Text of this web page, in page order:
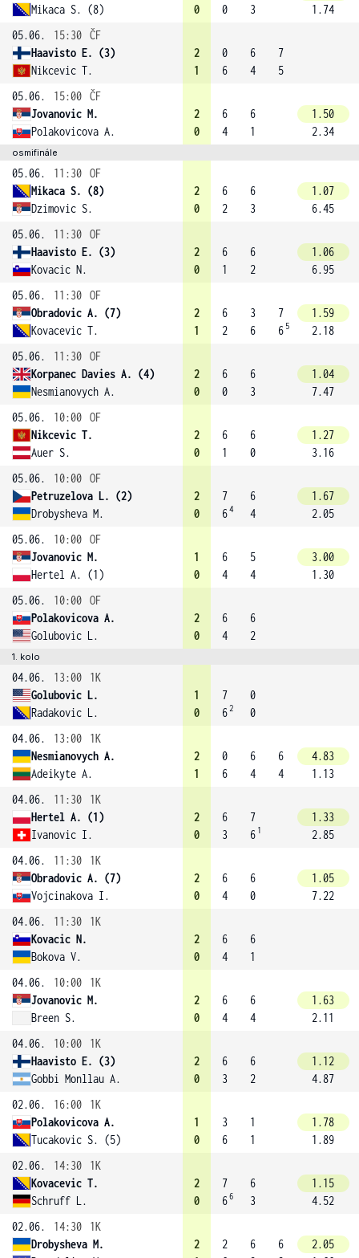
Mikaca S. (8)
0
0
3
1.74
05.06.
15:30 ČF
Haavisto E. (3)
Nikcevic T.
2
1
0
6
6
4
7
5
05.06.
15:00 ČF
Jovanovic M.
Polakovicova A.
2
0
6
4
6
1
1.50
2.34
osmifinále
05.06. 11:30 OF
Mikaca S. (8)
Dzimovic S.
2
0
6
2
6
3
1.07
6.45
05.06.
11:30 OF
Haavisto E. (3)
Kovacic N.
2
0
6
1
6
2
1.06
6.95
05.06.
11:30 OF
Obradovic A. (7)
Kovacevic T.
2
1
6
2
3
6
7
6 5
1.59
2.18
05.06.
11:30 OF
Korpanec Davies A. (4)
Nesmianovych A.
2
0
6
0
6
3
1.04
7.47
05.06.
10:00 OF
Nikcevic T.
Auer S.
2
0
6
1
6
0
1.27
3.16
05.06.
10:00 OF
Petruzelova L. (2)
Drobysheva M.
2
0
7
64
6
4
1.67
2.05
05.06.
10:00 OF
Jovanovic M.
Hertel A. (1)
1
0
6
4
5
4
3.00
1.30
05.06.
10:00 OF
Polakovicova A.
Golubovic L.
2
0
6
4
6
2
1. kolo
04.06. 13:00
1K
Golubovic L.
Radakovic L.
1
0
7
62
0
0
04.06.
13:00
1K
Nesmianovych A.
Adeikyte A.
2
1
0
6
6
4
6
4
4.83
1.13
04.06.
11:30
1K
Hertel A. (1)
Ivanovic I.
2
0
6
3
7
6 1
1.33
2.85
04.06.
11:30
1K
Obradovic A. (7)
Vojcinakova I.
2
0
6
4
6
0
1.05
7.22
04.06.
11:30
1K
Kovacic N.
Bokova V.
2
0
6
4
6
1
04.06.
10:00
1K
Jovanovic M.
Breen S.
2
0
6
4
6
4
1.63
2.11
04.06.
10:00
1K
Haavisto E. (3)
Gobbi Monllau A.
2
0
6
3
6
2
1.12
4.87
02.06.
16:00
1K
Polakovicova A.
Tucakovic S. (5)
1
0
3
6
1
1
1.78
1.89
02.06.
14:30
1K
Kovacevic T.
Schruff L.
2
0
7
66
6
3
1.15
4.52
02.06.
14:30
1K
Drobysheva M.
2
2
6
6
2.05